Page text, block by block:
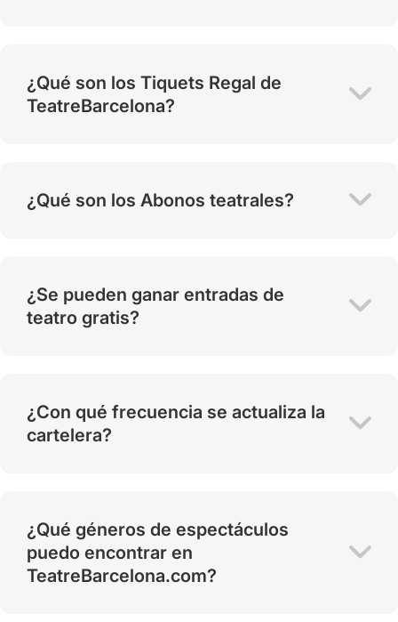
¿Qué son los Tiquets Regal de
TeatreBarcelona?
¿Qué son los Abonos teatrales?
¿Se pueden ganar entradas de
teatro gratis?
¿Con qué frecuencia se actualiza la
cartelera?
¿Qué géneros de espectáculos
puedo encontrar en
TeatreBarcelona.com?